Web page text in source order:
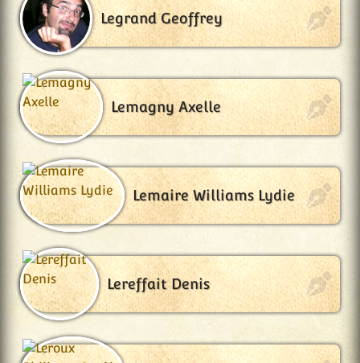
Legrand Geoffrey
Lemagny Axelle
Lemaire Williams Lydie
Lereffait Denis